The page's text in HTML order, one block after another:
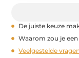
De juiste keuze
Waarom zou je
Veelgestelde